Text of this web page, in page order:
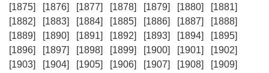
[1875]
[1876] [1877] [1878] [1879] [1880]
[1881]
[1882]
[1883] [1884] [1885] [1886] [1887]
[1888]
[1889]
[1890] [1891] [1892] [1893] [1894]
[1895]
[1896]
[1897] [1898] [1899] [1900] [1901]
[1902]
[1903]
[1904] [1905] [1906] [1907] [1908]
[1909]